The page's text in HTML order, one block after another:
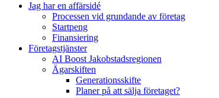
Jag har en affärsidé
Processen vid grundande av företag
Startpeng
Finansiering
Företagstjänster
AI Boost Jakobstadsregionen
Ägarskiften
Generationsskifte
Planer på att sälja företaget?